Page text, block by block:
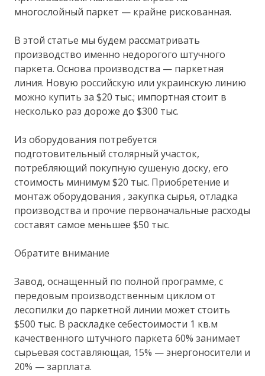
многослойный паркет — крайне рискованная.
В этой статье мы будем рассматривать
производство именно недорогого штучного
паркета. Основа производства — паркетная
линия. Новую российскую или украинскую линию
можно купить за $20 тыс.; импортная стоит в
несколько раз дороже до $300 тыс.
Из оборудования потребуется
подготовительный столярный участок,
потребляющий покупную сушеную доску, его
стоимость минимум $20 тыс. Приобретение и
монтаж оборудования , закупка сырья, отладка
производства и прочие первоначальные расходы
составят самое меньшее $50 тыс.
Обратите внимание
Завод, оснащенный по полной программе, с
передовым производственным циклом от
лесопилки до паркетной линии может стоить
$500 тыс. В раскладке себестоимости 1 кв.м
качественного штучного паркета 60% занимает
сырьевая составляющая, 15% — энергоносители и
20% — зарплата.